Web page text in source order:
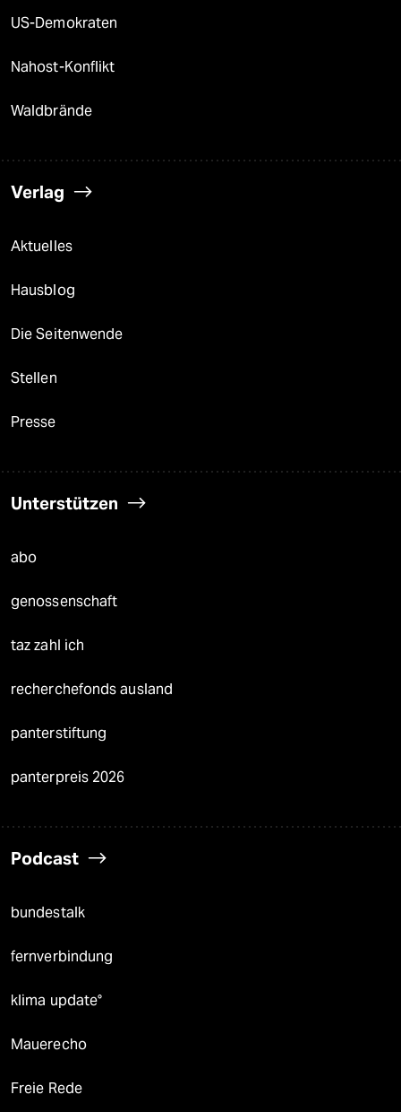
US-Demokraten
Nahost-Konflikt
Waldbrände
Verlag
Aktuelles
Hausblog
Die Seitenwende
Stellen
Presse
Unterstützen
abo
genossenschaft
taz zahl ich
recherchefonds ausland
panterstiftung
panterpreis 2026
Podcast
bundestalk
fernverbindung
klima update°
Mauerecho
Freie Rede